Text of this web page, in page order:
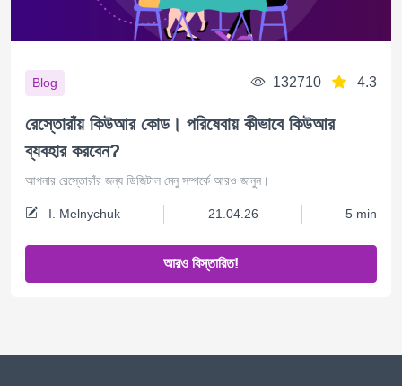
Blog 132710 4.3
রেস্তোরাঁয় কিউআর কোড। পরিষেবায় কীভাবে কিউআর
ব্যবহার করবেন?
আপনার রেস্তোরাঁর জন্য ডিজিটাল মেনু সম্পর্কে আরও জানুন।
I. Melnychuk 21.04.26 5 min
আরও বিস্তারিত!